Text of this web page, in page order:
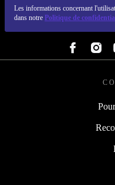
Les informations concernant
dans notre Politique de